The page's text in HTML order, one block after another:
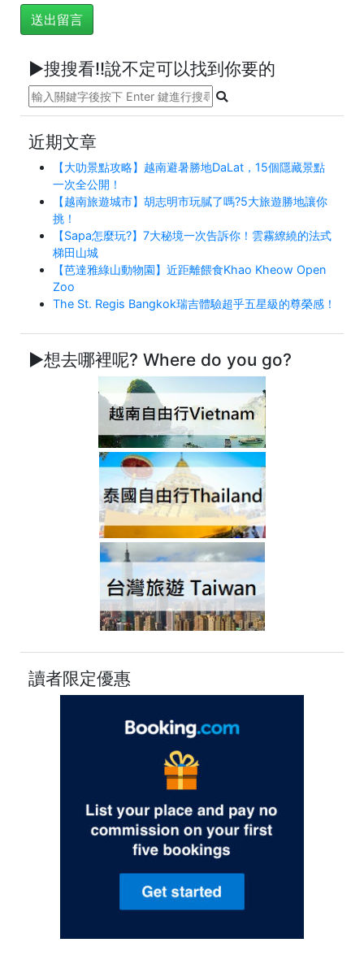
►搜搜看!!說不定可以找到你要的
近期文章
【大叻景點攻略】越南避暑勝地DaLat，15個隱藏景點
一次全公開！
【越南旅遊城市】胡志明市玩膩了嗎?5大旅遊勝地讓你
挑！
【Sapa怎麼玩?】7大秘境一次告訴你！雲霧繚繞的法式
梯田山城
【芭達雅綠山動物園】近距離餵食Khao Kheow Open
Zoo
The St. Regis Bangkok瑞吉體驗超乎五星級的尊榮感！
►想去哪裡呢? Where do you go?
讀者限定優惠